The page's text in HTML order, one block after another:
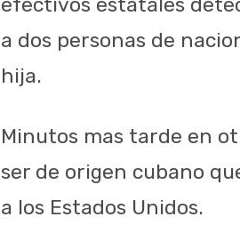
a dos personas de
hija.
Minutos mas tarde en
ser de origen cubano
a los Estados Unidos.